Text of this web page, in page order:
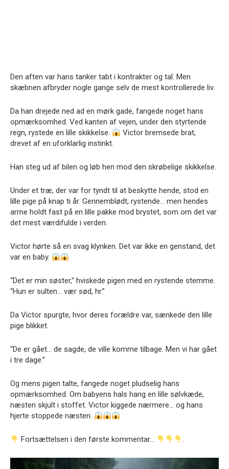
Den aften var hans tanker tabt i kontrakter og tal. Men
skæbnen afbryder nogle gange selv de mest kontrollerede liv.
Da han drejede ned ad en mørk gade, fangede noget hans
opmærksomhed. Ved kanten af vejen, under den styrtende
regn, rystede en lille skikkelse.
Victor bremsede brat,
drevet af en uforklarlig instinkt.
Han steg ud af bilen og løb hen mod den skrøbelige skikkelse.
Under et træ, der var for tyndt til at beskytte hende, stod en
lille pige på knap ti år. Gennemblødt, rystende… men hendes
arme holdt fast på en lille pakke mod brystet, som om det var
det mest værdifulde i verden.
Victor hørte så en svag klynken. Det var ikke en genstand, det
var en baby.
“Det er min søster,” hviskede pigen med en rystende stemme.
“Hun er sulten… vær sød, hr.”
Da Victor spurgte, hvor deres forældre var, sænkede den lille
pige blikket.
“De er gået… de sagde, de ville komme tilbage. Men vi har gået
i tre dage.”
Og mens pigen talte, fangede noget pludselig hans
opmærksomhed. Om babyens hals hang en lille sølvkæde,
næsten skjult i stoffet. Victor kiggede nærmere… og hans
hjerte stoppede næsten.
Fortsættelsen i den første kommentar… .